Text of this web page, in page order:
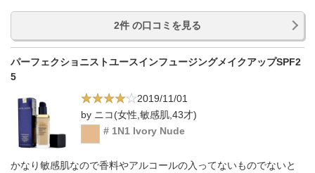
2件 の口コミを見る
パーフェクショニストユースインフュージングメイクアップSPF2
5
2019/11/01
by ニコ(女性,敏感肌,43才)
# 1N1 Ivory Nude
かなり敏感肌なので香料やアルコールの入ってないものでないと